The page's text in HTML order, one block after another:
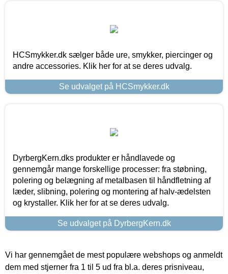
HCSmykker.dk sælger både ure, smykker, piercinger og
andre accessories. Klik her for at se deres udvalg.
Se udvalget på HCSmykker.dk
DyrbergKern.dks produkter er håndlavede og
gennemgår mange forskellige processer: fra støbning,
polering og belægning af metalbasen til håndfletning af
læder, slibning, polering og montering af halv-ædelsten
og krystaller. Klik her for at se deres udvalg.
Se udvalget på DyrbergKern.dk
Vi har gennemgået de mest populære webshops og anmeldt
dem med stjerner fra 1 til 5 ud fra bl.a. deres prisniveau,